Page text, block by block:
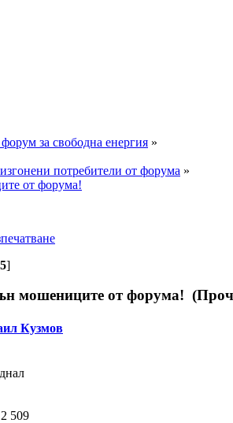
за свободна енергия »
потребители от форума »
от форума!
5]
мошениците от форума!
Кузмов
509